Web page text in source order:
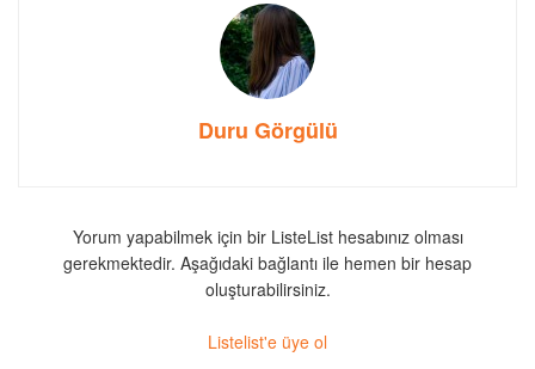
Duru Görgülü
Yorum yapabilmek için bir ListeList hesabınız olması
gerekmektedir. Aşağıdaki bağlantı ile hemen bir hesap
oluşturabilirsiniz.
Listelist'e üye ol